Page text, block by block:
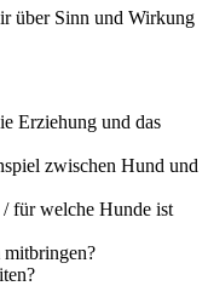
über Sinn und Wirkung
Erziehung und das
zwischen Hund und
/ für welche Hunde ist
mitbringen?